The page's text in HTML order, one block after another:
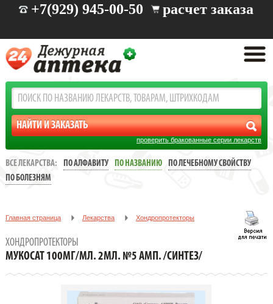
+7(929) 945-00-50 расчет заказа
проверить бракованные серии лекарств
ВСЕ ЛЕКАРСТВА: ПО АЛФАВИТУ ПО НАЗВАНИЮ
ПО ЛЕЧЕБНОМУ СВОЙСТВУ
ПО БОЛЕЗНЯМ
Главная страница Лекарства Хондропротекторы
ХОНДРОПРОТЕКТОРЫ
МУКОСАТ 100МГ/МЛ. 2МЛ. №5 АМП. /СИНТЕЗ/